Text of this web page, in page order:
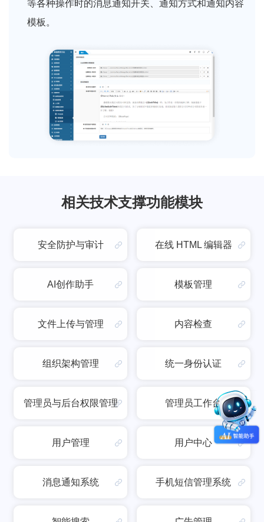
等各种操作时的消息通知开关、通知方式和通知内容
模板。
相关技术支撑功能模块
安全防护与审计 在线 HTML 编辑器
AI创作助手 模板管理
文件上传与管理 内容检查
组织架构管理 统一身份认证
管理员与后台权限管理 管理员工作台
用户管理 用户中心
消息通知系统 手机短信管理系统